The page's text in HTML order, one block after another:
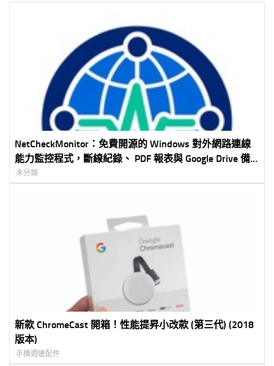
NetCheckMonitor：免費開源的 Windows 對外網路連線
能力監控程式，斷線紀錄、 PDF 報表與 Google Drive 備
份一次完成
未分類
新款 ChromeCast 開箱！性能提昇小改款 (第三代) (2018
版本)
手機週邊配件